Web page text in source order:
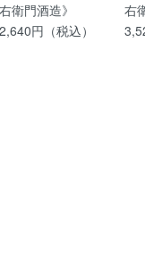
右衛門酒造》
2,640円（税込）
右